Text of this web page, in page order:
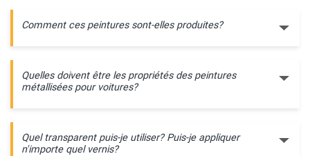
Comment ces peintures sont-elles produites?
Quelles doivent être les propriétés des peintures
métallisées pour voitures?
Quel transparent puis-je utiliser? Puis-je appliquer
n'importe quel vernis?